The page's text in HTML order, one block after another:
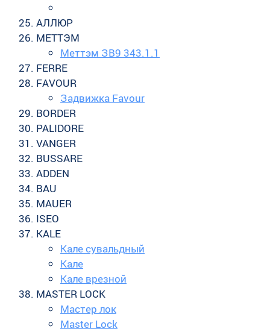
АЛЛЮР
МЕТТЭМ
Меттэм ЗВ9 343.1.1
FERRE
FAVOUR
Задвижка Favour
BORDER
PALIDORE
VANGER
BUSSARE
ADDEN
BAU
MAUER
ISEO
KALE
Кале сувальдный
Кале
Кале врезной
MASTER LOCK
Мастер лок
Master Lock